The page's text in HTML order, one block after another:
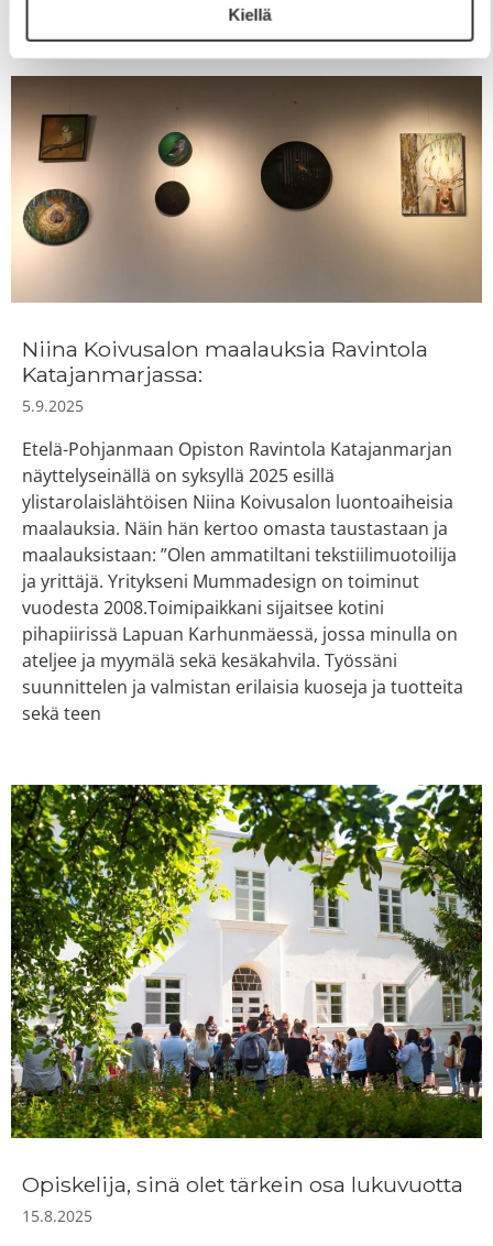
Kiellä
Niina Koivusalon maalauksia Ravintola
Katajanmarjassa:
5.9.2025
Etelä-Pohjanmaan Opiston Ravintola Katajanmarjan
näyttelyseinällä on syksyllä 2025 esillä
ylistarolaislähtöisen Niina Koivusalon luontoaiheisia
maalauksia. Näin hän kertoo omasta taustastaan ja
maalauksistaan: ”Olen ammatiltani tekstiilimuotoilija
ja yrittäjä. Yritykseni Mummadesign on toiminut
vuodesta 2008.Toimipaikkani sijaitsee kotini
pihapiirissä Lapuan Karhunmäessä, jossa minulla on
ateljee ja myymälä sekä kesäkahvila. Työssäni
suunnittelen ja valmistan erilaisia kuoseja ja tuotteita
sekä teen
Opiskelija, sinä olet tärkein osa lukuvuotta
15.8.2025